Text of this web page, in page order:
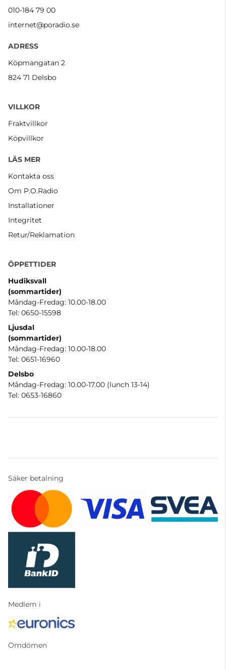
010-184 79 00
internet@poradio.se
ADRESS
Köpmangatan 2
824 71 Delsbo
VILLKOR
Fraktvillkor
Köpvillkor
LÄS MER
Kontakta oss
Om P.O.Radio
Installationer
Integritet
Retur/Reklamation
ÖPPETTIDER
Hudiksvall
(sommartider)
Måndag-Fredag: 10.00-18.00
Tel: 0650-15598
Ljusdal
(sommartider)
Måndag-Fredag: 10.00-18.00
Tel: 0651-16960
Delsbo
Måndag-Fredag: 10.00-17.00 (lunch 13-14)
Tel: 0653-16860
Säker betalning
Medlem i
Omdömen